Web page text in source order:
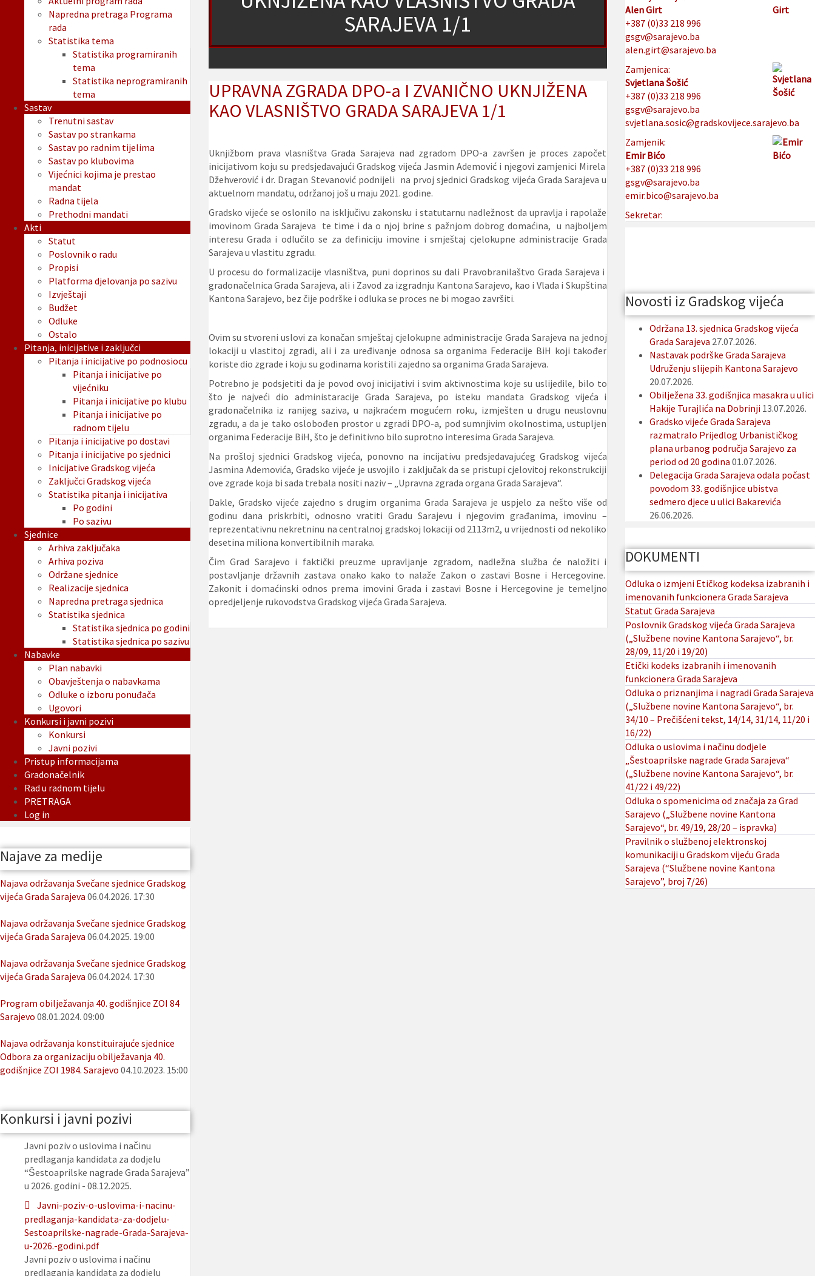
SARAJEVA 1/1
UPRAVNA ZGRADA DPO-a I ZVANIČNO UKNJIŽENA
KAO VLASNIŠTVO GRADA SARAJEVA 1/1
Uknjižbom prava vlasništva Grada Sarajeva nad zgradom DPO-a završen je proces započet
inicijativom koju su predsjedavajući Gradskog vijeća Jasmin Ademović i njegovi zamjenici Mirela
Džehverović i dr. Dragan Stevanović podnijeli na prvoj sjednici Gradskog vijeća Grada Sarajeva u
aktuelnom mandatu, održanoj još u maju 2021. godine.
Gradsko vijeće se oslonilo na isključivu zakonsku i statutarnu nadležnost da upravlja i rapolaže
imovinom Grada Sarajeva te time i da o njoj brine s pažnjom dobrog domaćina, u najboljem
interesu Grada i odlučilo se za definiciju imovine i smještaj cjelokupne administracije Grada
Sarajeva u vlastitu zgradu.
U procesu do formalizacije vlasništva, puni doprinos su dali Pravobranilaštvo Grada Sarajeva i
gradonačelnica Grada Sarajeva, ali i Zavod za izgradnju Kantona Sarajevo, kao i Vlada i Skupština
Kantona Sarajevo, bez čije podrške i odluka se proces ne bi mogao završiti.
Ovim su stvoreni uslovi za konačan smještaj cjelokupne administracije Grada Sarajeva na jednoj
lokaciji u vlastitoj zgradi, ali i za uređivanje odnosa sa organima Federacije BiH koji također
koriste dio zgrade i koju su godinama koristili zajedno sa organima Grada Sarajeva.
Potrebno je podsjetiti da je povod ovoj inicijativi i svim aktivnostima koje su uslijedile, bilo to
što je najveći dio administaracije Grada Sarajeva, po isteku mandata Gradskog vijeća i
gradonačelnika iz ranijeg saziva, u najkraćem mogućem roku, izmješten u drugu neuslovnu
zgradu, a da je tako oslobođen prostor u zgradi DPO-a, pod sumnjivim okolnostima, ustupljen
organima Federacije BiH, što je definitivno bilo suprotno interesima Grada Sarajeva.
Na prošloj sjednici Gradskog vijeća, ponovno na incijativu predsjedavajućeg Gradskog vijeća
Jasmina Ademovića, Gradsko vijeće je usvojilo i zaključak da se pristupi cjelovitoj rekonstrukciji
ove zgrade koja bi sada trebala nositi naziv – „Upravna zgrada organa Grada Sarajeva“.
Dakle, Gradsko vijeće zajedno s drugim organima Grada Sarajeva je uspjelo za nešto više od
godinu dana priskrbiti, odnosno vratiti Gradu Sarajevu i njegovim građanima, imovinu –
reprezentativnu nekretninu na centralnoj gradskoj lokaciji od 2113m2, u vrijednosti od nekoliko
desetina miliona konvertibilnih maraka.
Čim Grad Sarajevo i faktički preuzme upravljanje zgradom, nadležna služba će naložiti i
postavljanje državnih zastava onako kako to nalaže Zakon o zastavi Bosne i Hercegovine.
Zakonit i domaćinski odnos prema imovini Grada i zastavi Bosne i Hercegovine je temeljno
opredjeljenje rukovodstva Gradskog vijeća Grada Sarajeva.
Napredna pretraga Programa
rada
Statistika tema
Statistika programiranih
tema
Statistika neprogramiranih
tema
Sastav
Trenutni sastav
Sastav po strankama
Sastav po radnim tijelima
Sastav po klubovima
Vijećnici kojima je prestao
mandat
Radna tijela
Prethodni mandati
Akti
Statut
Poslovnik o radu
Propisi
Platforma djelovanja po sazivu
Izvještaji
Budžet
Odluke
Ostalo
Pitanja, inicijative i zaključci
Pitanja i inicijative po podnosiocu
Pitanja i inicijative po
vijećniku
Pitanja i inicijative po klubu
Pitanja i inicijative po
radnom tijelu
Pitanja i inicijative po dostavi
Pitanja i inicijative po sjednici
Inicijative Gradskog vijeća
Zaključci Gradskog vijeća
Statistika pitanja i inicijativa
Po godini
Po sazivu
Sjednice
Arhiva zaključaka
Arhiva poziva
Održane sjednice
Realizacije sjednica
Napredna pretraga sjednica
Statistika sjednica
Statistika sjednica po godini
Statistika sjednica po sazivu
Nabavke
Plan nabavki
Obavještenja o nabavkama
Odluke o izboru ponuđača
Ugovori
Konkursi i javni pozivi
Konkursi
Javni pozivi
Pristup informacijama
Gradonačelnik
Rad u radnom tijelu
PRETRAGA
Log in
Najave za medije
Najava održavanja Svečane sjednice Gradskog
vijeća Grada Sarajeva 06.04.2026. 17:30
Najava održavanja Svečane sjednice Gradskog
vijeća Grada Sarajeva 06.04.2025. 19:00
Najava održavanja Svečane sjednice Gradskog
vijeća Grada Sarajeva 06.04.2024. 17:30
Program obilježavanja 40. godišnjice ZOI 84
Sarajevo 08.01.2024. 09:00
Najava održavanja konstituirajuće sjednice
Odbora za organizaciju obilježavanja 40.
godišnjice ZOI 1984. Sarajevo 04.10.2023. 15:00
Konkursi i javni pozivi
Javni poziv o uslovima i načinu
predlaganja kandidata za dodjelu
“Šestoaprilske nagrade Grada Sarajeva”
u 2026. godini - 08.12.2025.
Javni-poziv-o-uslovima-i-nacinu-
predlaganja-kandidata-za-dodjelu-
Sestoaprilske-nagrade-Grada-Sarajeva-
u-2026.-godini.pdf
Javni poziv o uslovima i načinu
predlaganja kandidata za dodjelu
Alen Girt
+387 (0)33 218 996
gsgv@sarajevo.ba
alen.girt@sarajevo.ba
Zamjenica:
Svjetlana Šošić
+387 (0)33 218 996
gsgv@sarajevo.ba
svjetlana.sosic@gradskovijece.sarajevo.ba
Zamjenik:
Emir Bićo
+387 (0)33 218 996
gsgv@sarajevo.ba
emir.bico@sarajevo.ba
Sekretar:
Novosti iz Gradskog vijeća
Održana 13. sjednica Gradskog vijeća
Grada Sarajeva 27.07.2026.
Nastavak podrške Grada Sarajeva
Udruženju slijepih Kantona Sarajevo
20.07.2026.
Obilježena 33. godišnjica masakra u ulici
Hakije Turajlića na Dobrinji 13.07.2026.
Gradsko vijeće Grada Sarajeva
razmatralo Prijedlog Urbanističkog
plana urbanog područja Sarajevo za
period od 20 godina 01.07.2026.
Delegacija Grada Sarajeva odala počast
povodom 33. godišnjice ubistva
sedmero djece u ulici Bakarevića
26.06.2026.
DOKUMENTI
Odluka o izmjeni Etičkog kodeksa izabranih i
imenovanih funkcionera Grada Sarajeva
Statut Grada Sarajeva
Poslovnik Gradskog vijeća Grada Sarajeva
(„Službene novine Kantona Sarajevo“, br.
28/09, 11/20 i 19/20)
Etički kodeks izabranih i imenovanih
funkcionera Grada Sarajeva
Odluka o priznanjima i nagradi Grada Sarajeva
(„Službene novine Kantona Sarajevo“, br.
34/10 – Prečišćeni tekst, 14/14, 31/14, 11/20 i
16/22)
Odluka o uslovima i načinu dodjele
„Šestoaprilske nagrade Grada Sarajeva“
(„Službene novine Kantona Sarajevo“, br.
41/22 i 49/22)
Odluka o spomenicima od značaja za Grad
Sarajevo („Službene novine Kantona
Sarajevo“, br. 49/19, 28/20 – ispravka)
Pravilnik o službenoj elektronskoj
komunikaciji u Gradskom vijeću Grada
Sarajeva (“Službene novine Kantona
Sarajevo”, broj 7/26)